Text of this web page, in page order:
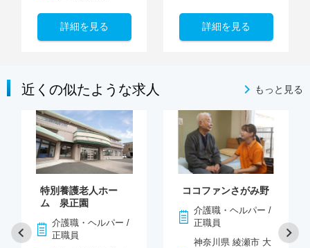
詳細を見る 詳細を見る
近くの似たような求人 もっと見る
特別養護老人ホー
ム 泉正園
介護職・ヘルパー /
正職員
ココファンさがみ野
介護職・ヘルパー /
正職員
神奈川県 綾瀬市 大